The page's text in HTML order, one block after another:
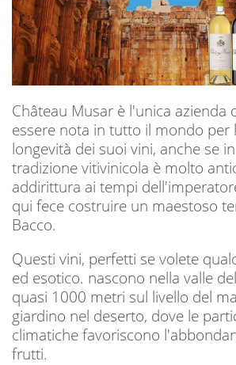
Château Musar è l'unica azienda
essere nota in tutto il mondo per
longevità dei suoi vini, anche se
tradizione vitivinicola è molto
addirittura ai tempi
qui fece costruire un maestoso
Bacco.
Questi vini, perfetti se volete
ed esotico. nascono nella valle
quasi 1000 metri sul livello del
giardino nel deserto, dove le
climatiche favoriscono
frutti.